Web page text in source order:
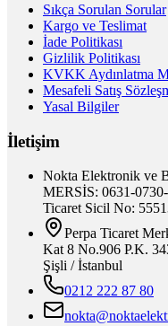
Sıkça Sorulan Sorular
Kargo ve Teslimat
İade Politikası
Gizlilik Politikası
KVKK Aydınlatma
Mesafeli Satış
Yasal Bilgiler
İletişim
Nokta Elektronik ve
MERSİS: 0631-
Ticaret Sicil No:
Perpa Ticaret
Kat 8 No.906 P.K.
Şişli / İstanbul
0212 222 87 80